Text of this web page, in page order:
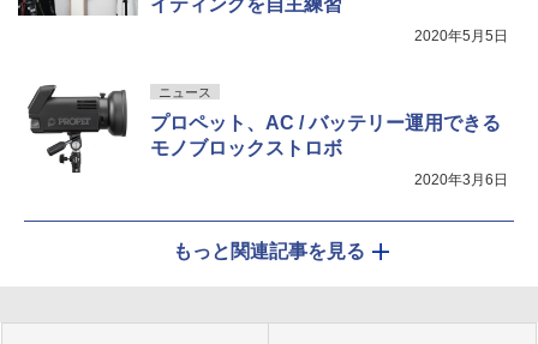
イティングを自主練習
2020年5月5日
ニュース
プロペット、AC / バッテリー運用できる
モノブロックストロボ
2020年3月6日
もっと関連記事を見る